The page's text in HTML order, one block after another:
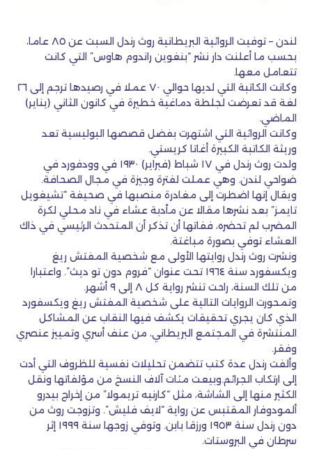
لندن – توفيت الروائية البريطانية روث رندل السبت عن ٨٥ عاما،
بحسب ما أعلنت دار نشر “بنغوين راندوم هاوس” التي كانت
تتعامل معها.
وكانت الكاتبة التي لديها حوالي ٧٠ عملا في رصيدها ترجم إلى ٢٦
لغة قد تعرضت لجلطة دماغية خطيرة في كانون الثاني (يناير)
الماضي.
وكانت الروائية التي اشتهرت بفضل قصصها البوليسية تعد
وريثة الكاتبة الكبيرة أغاتا كريستي.
ولدت روث رندل في ١٧ شباط (فبراير) ١٩٣٠ في وودفورد في
ضواحي لندن. وهي عملت لفترة وجيزة في مجال الصحافة.
ويقال إنها اضطرت إلى مغادرة منصبها في صحيفة “تشيغويل
تايمز” بعد نشرها مقالا عن مأدبة عشاء في ناد محلي لكرة
المضرب لم تحضره، ففاتها أن تذكر أن المتحدث الرئيسي في ذاك
العشاء توفي بصورة مباغتة.
ونشرت روث رندل روايتها الأولى مع شخصية المفتش ريغ
ويكسفورد سنة ١٩٦٤ تحت عنوان “فروم دون تو ديث”. واعتبارا
من تلك السنة، راحت تنشر رواية كل ٨ إلى ٩ أشهر.
وتمحورت الروايات التالية على شخصية المفتش ريغ ويكسفورد
الذي كان يجري تحقيقات يكشف فيها النقاب عن المشاكل
المنتشرة في المجتمع البريطاني، من عنف أسري وتمييز عنصري
وفقر.
وألفت رندل عدة كتب تتضمن تحليلات نفسية للظروف التي أدت
إلى ارتكاب الجرائم.وبيعت مئات آلاف النسخ من مؤلفاتها ونقل
الكثير منها إلى الشاشة، مثل “كارنيه تريمولا” من إخراج بيدرو
ألمودوفار المقتبس عن رواية “لايف فليش”. وتزوجت روث من
دون رندل سنة ١٩٥٣ ورزقا بابن. وتوفي زوجها سنة ١٩٩٩ إثر
سرطان في البروستات.